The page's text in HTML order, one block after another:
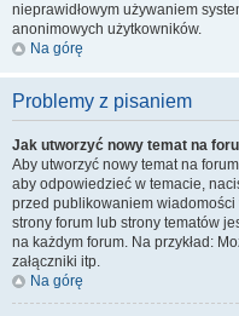
nieprawidłowym używaniem
anonimowych użytkowników.
Na górę
Problemy z pisaniem
Jak utworzyć nowy temat na
Aby utworzyć nowy temat na
aby odpowiedzieć w temacie,
przed publikowaniem
strony forum lub strony tematów
na każdym forum. Na przykład:
załączniki itp.
Na górę